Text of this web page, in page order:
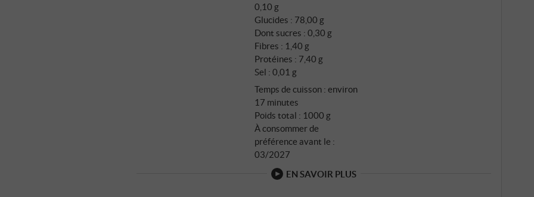
0,10 g
Glucides : 78,00 g
Dont sucres : 0,30 g
Fibres : 1,40 g
Protéines : 7,40 g
Sel : 0,01 g
Temps de cuisson : environ
17 minutes
Poids total : 1000 g
À consommer de
préférence avant le :
03/2027
EN SAVOIR PLUS